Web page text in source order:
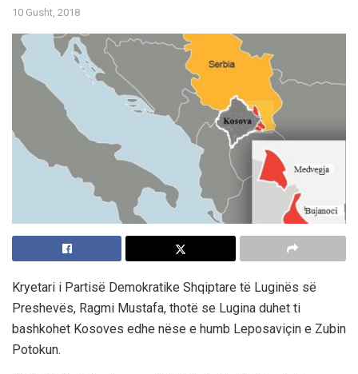
10 Gusht, 2018
Kryetari i Partisë Demokratike Shqiptare të Luginës së
Preshevës, Ragmi Mustafa, thotë se Lugina duhet ti
bashkohet Kosoves edhe nëse e humb Leposaviçin e Zubin
Potokun.